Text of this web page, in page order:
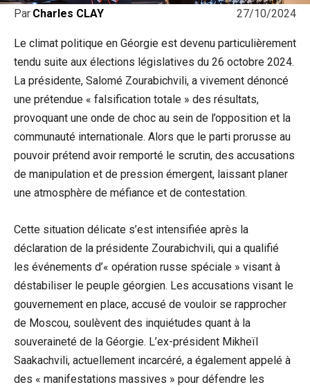
27/10/2024
Par Charles CLAY
Le climat politique en Géorgie est devenu particulièrement
tendu suite aux élections législatives du 26 octobre 2024.
La présidente, Salomé Zourabichvili, a vivement dénoncé
une prétendue « falsification totale » des résultats,
provoquant une onde de choc au sein de l’opposition et la
communauté internationale. Alors que le parti prorusse au
pouvoir prétend avoir remporté le scrutin, des accusations
de manipulation et de pression émergent, laissant planer
une atmosphère de méfiance et de contestation.
Cette situation délicate s’est intensifiée après la
déclaration de la présidente Zourabichvili, qui a qualifié
les événements d’« opération russe spéciale » visant à
déstabiliser le peuple géorgien. Les accusations visant le
gouvernement en place, accusé de vouloir se rapprocher
de Moscou, soulèvent des inquiétudes quant à la
souveraineté de la Géorgie. L’ex-président Mikheïl
Saakachvili, actuellement incarcéré, a également appelé à
des « manifestations massives » pour défendre les